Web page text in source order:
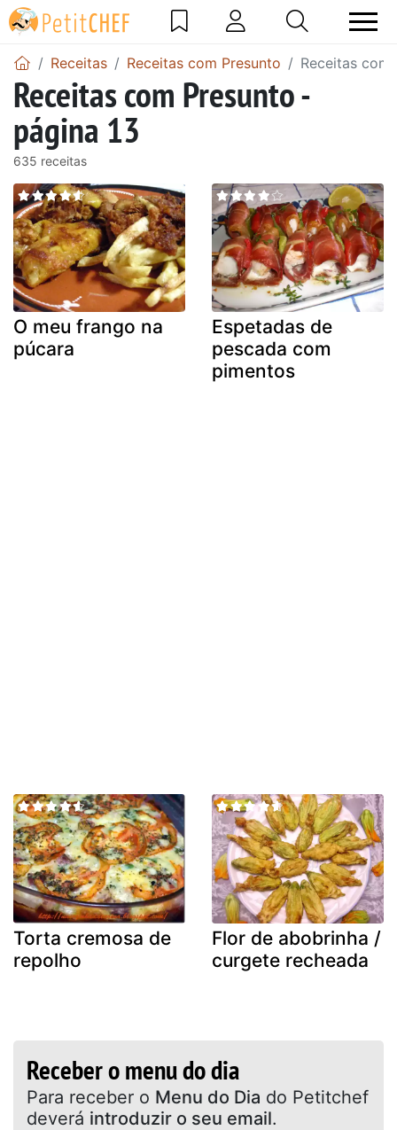
Receitas Receitas com Presunto Receitas com
Receitas com Presunto -
página 13
635 receitas
O meu frango na
púcara
Espetadas de
pescada com
pimentos
Torta cremosa de
repolho
Flor de abobrinha /
curgete recheada
Receber o menu do dia
Para receber o Menu do Dia do Petitchef
deverá introduzir o seu email.